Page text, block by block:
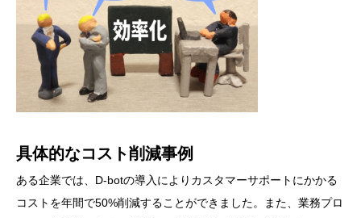
具体的なコスト削減事例
ある企業では、D-botの導入によりカスタマーサポートにかかる
コストを年間で50%削減することができました。また、業務プロ